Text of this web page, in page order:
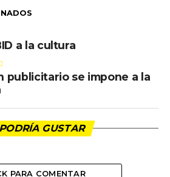
a la cultura
publicitario se impone a la
GUSTAR
PARA COMENTAR